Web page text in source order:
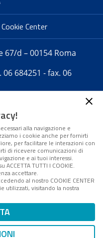
Cookie Center
67/d – 00154 Roma
06 684251 - fax. 06
telematica iscritta
Tribunale di Roma -
Direttore resp. Michela
a Direzione e
S.p.A. - FPA s.r.l.
di management
- R.E.A. Roma
AWS
sito
alla navigazione e
i cookie anche per fornirti
per facilitare le interazioni con
di ricevere comunicazioni di
e ai tuoi interessi.
TUTTI I COOKIE.
accettare.
al nostro COOKIE CENTER
utilizzati, visitando la nostra